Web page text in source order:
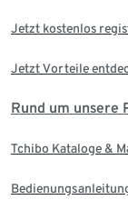
Jetzt kostenlos
Jetzt Vorteile
Rund um unsere
Tchibo Kataloge &